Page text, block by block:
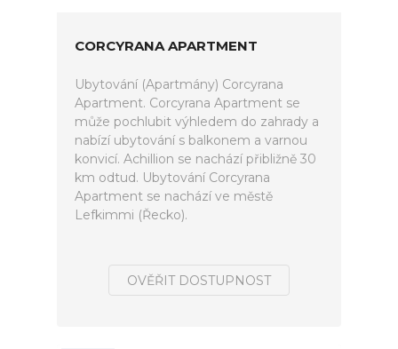
CORCYRANA APARTMENT
Ubytování (Apartmány) Corcyrana
Apartment. Corcyrana Apartment se
může pochlubit výhledem do zahrady a
nabízí ubytování s balkonem a varnou
konvicí. Achillion se nachází přibližně 30
km odtud. Ubytování Corcyrana
Apartment se nachází ve městě
Lefkimmi (Řecko).
OVĚŘIT DOSTUPNOST